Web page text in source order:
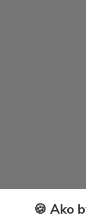
🍪 Ako